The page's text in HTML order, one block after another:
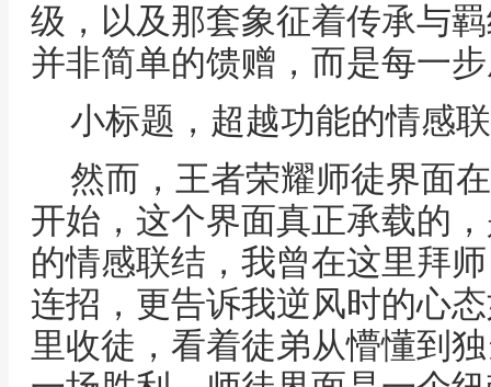
级，以及那套象征着传承与
并非简单的馈赠，而是每一
小标题，超越功能的情感
然而，王者荣耀师徒界面
开始，这个界面真正承载的
的情感联结，我曾在这里拜
连招，更告诉我逆风时的心
里收徒，看着徒弟从懵懂到